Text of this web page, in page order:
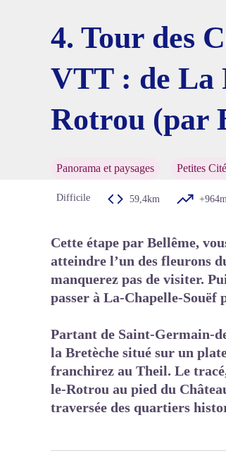
4. Tour des
VTT : de La
Rotrou (par
Panorama et paysages Petites
Difficile 59,4km
Cette étape par Bellême,
atteindre l’un des fleurons
manquerez pas de visiter.
passer à La-Chapelle-
Partant de Saint-Germain-
la Bretèche situé sur un
franchirez au Theil. Le
le-Rotrou au pied du
traversée des quartiers